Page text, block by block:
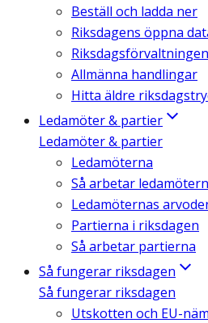
Beställ och ladda ner
Riksdagens öppna
Allmänna handlingar
Hitta äldre
Ledamöter & partier
Ledamöter & partier
Ledamöterna
Så arbetar
Ledamöternas
Partierna i riksdagen
Så arbetar partierna
Så fungerar riksdagen
Så fungerar riksdagen
Utskotten och EU-